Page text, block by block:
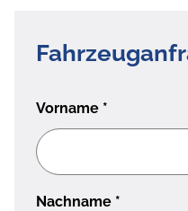
Vorname *
Nachname *